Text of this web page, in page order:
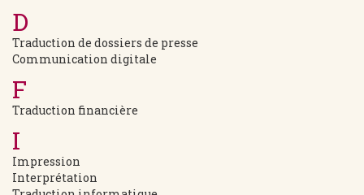
D
Traduction de dossiers de presse
Communication digitale
F
Traduction financière
I
Impression
Interprétation